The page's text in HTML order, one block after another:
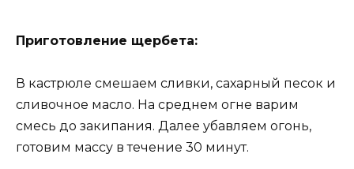
Приготовление щербета:
В кастрюле смешаем сливки, сахарный песок и
сливочное масло. На среднем огне варим
смесь до закипания. Далее убавляем огонь,
готовим массу в течение 30 минут.